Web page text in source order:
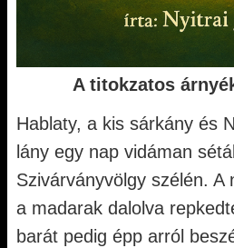
A titokzatos
Hablaty, a kis sárkány és
lány egy nap vidáman
Szivárványvölgy szélén. A
a madarak dalolva
barát pedig épp arról